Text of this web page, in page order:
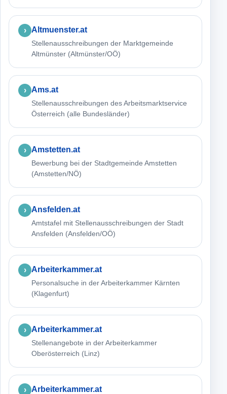
Altmuenster.at
Stellenausschreibungen der Marktgemeinde
Altmünster (Altmünster/OÖ)
Ams.at
Stellenausschreibungen des Arbeitsmarktservice
Österreich (alle Bundesländer)
Amstetten.at
Bewerbung bei der Stadtgemeinde Amstetten
(Amstetten/NÖ)
Ansfelden.at
Amtstafel mit Stellenausschreibungen der Stadt
Ansfelden (Ansfelden/OÖ)
Arbeiterkammer.at
Personalsuche in der Arbeiterkammer Kärnten
(Klagenfurt)
Arbeiterkammer.at
Stellenangebote in der Arbeiterkammer
Oberösterreich (Linz)
Arbeiterkammer.at